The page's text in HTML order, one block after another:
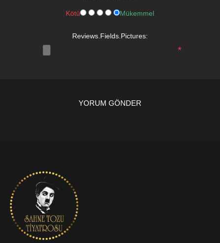
Kötü Mükemmel
Reviews.Fields.Pictures:
*
YORUM GÖNDER